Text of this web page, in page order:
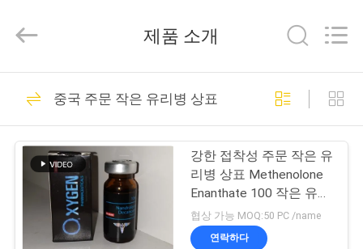
제
우
2017
(Xiamen)
Rights
유리제 작은 유리병
상표
335
제품 소개
중국 주문 작은 유리병 상표
강한 접착성 주문 작은 유
리병 상표 Methenolone
Enanthate 100 작은 유리
병 상표
협상 가능 MOQ:50 PC /name
연락하다